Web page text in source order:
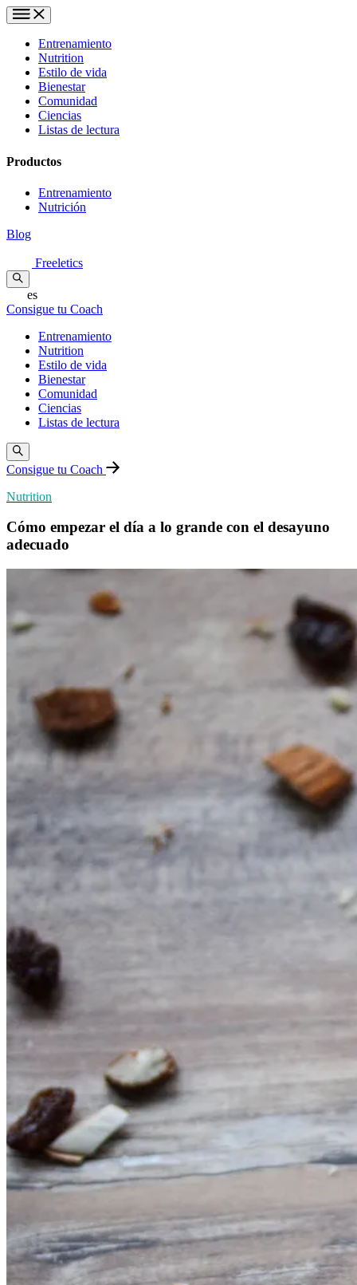
Entrenamiento
Nutrition
Estilo de vida
Bienestar
Comunidad
Ciencias
Listas de lectura
Productos
Entrenamiento
Nutrición
Blog
Freeletics
es
Consigue tu Coach
Entrenamiento
Nutrition
Estilo de vida
Bienestar
Comunidad
Ciencias
Listas de lectura
Consigue tu Coach
Nutrition
Cómo empezar el día a lo grande con el desayuno
adecuado